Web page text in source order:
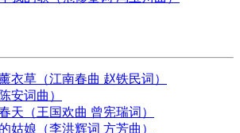
衣草（江南春曲 赵铁民词）
安词曲）
天（王国欢曲 曾宪瑞词）
姑娘（李洪辉词 方芳曲）